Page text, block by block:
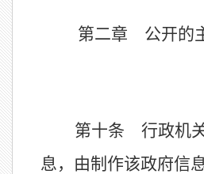
第二章 公开的
第十条 行政机
息，由制作该政府信